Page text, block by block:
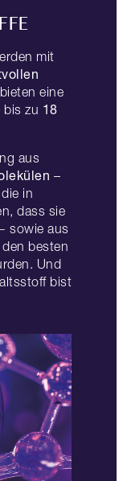
mit
eine
bis zu 18
aus
–
in
dass sie
sowie aus
besten
Und
bist